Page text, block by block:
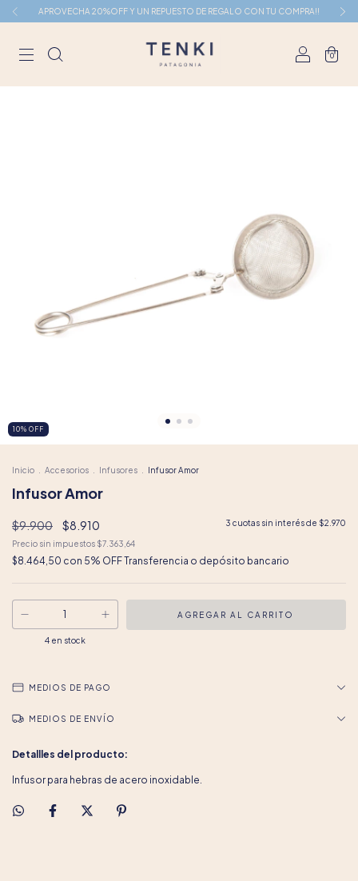
APROVECHA 20%OFF Y UN REPUESTO DE REGALO CON TU COMPRA!!
0
10% OFF
Inicio Accesorios Infusores Infusor Amor
Infusor Amor
$9.900 $8.910 3 cuotas sin interés de $2.970
Precio sin impuestos $7.363,64
$8.464,50 con 5% OFF Transferencia o depósito bancario
4en stock
MEDIOS DE PAGO
MEDIOS DE ENVÍO
Detallles del producto:
Infusor para hebras de acero inoxidable.